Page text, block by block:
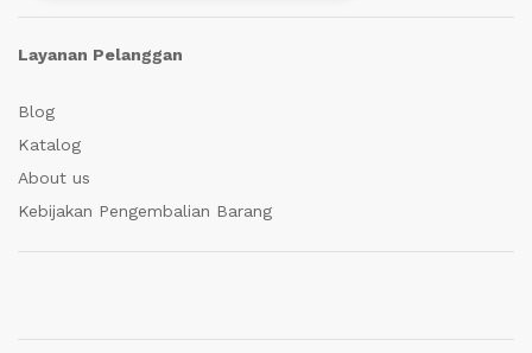
Layanan Pelanggan
Blog
Katalog
About us
Kebijakan Pengembalian Barang